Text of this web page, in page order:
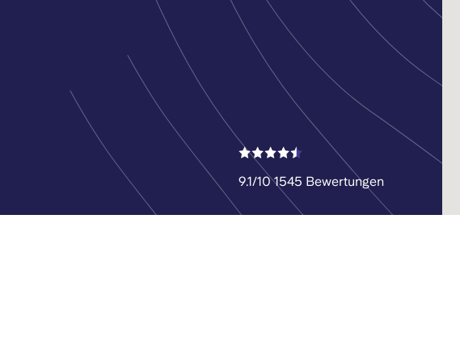
9.1/10 1545 Bewertungen